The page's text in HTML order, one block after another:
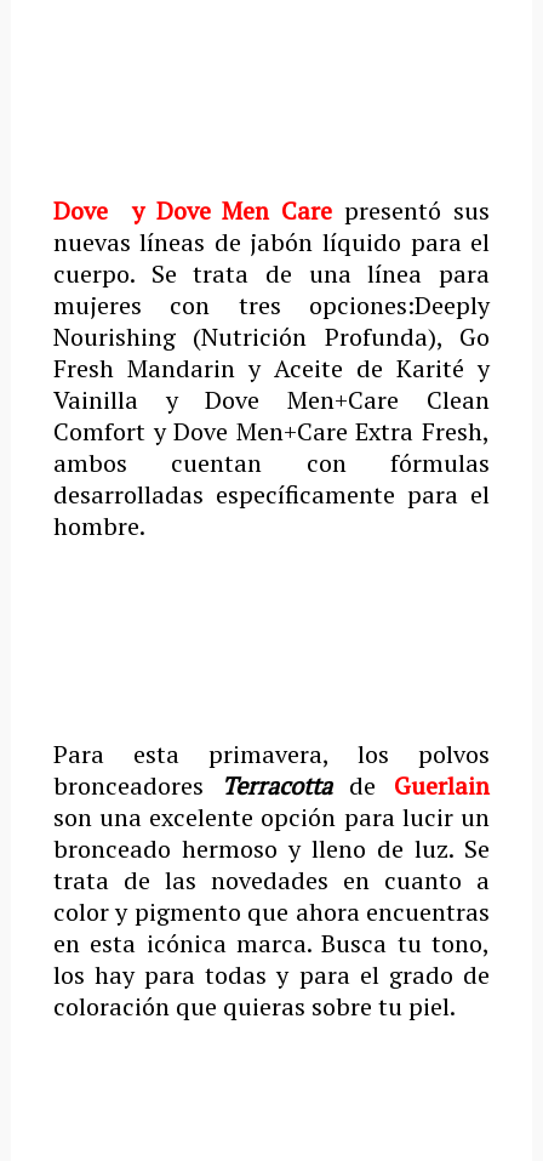
Dove y Dove Men Care presentó sus
nuevas líneas de jabón líquido para el
cuerpo. Se trata de una línea para
mujeres con tres opciones:Deeply
Nourishing (Nutrición Profunda), Go
Fresh Mandarin y Aceite de Karité y
Vainilla y Dove Men+Care Clean
Comfort y Dove Men+Care Extra Fresh,
ambos cuentan con fórmulas
desarrolladas específicamente para el
hombre.
Para esta primavera, los polvos
bronceadores
Terracottade Guerlain
son una excelente opción para lucir un
bronceado hermoso y lleno de luz. Se
trata de las novedades en cuanto a
color y pigmento que ahora encuentras
en esta icónica marca. Busca tu tono,
los hay para todas y para el grado de
coloración que quieras sobre tu piel.